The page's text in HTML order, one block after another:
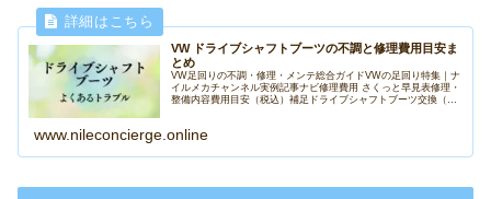
VW ドライブシャフトブーツの不調と修理費用目安ま
とめ
VW足回りの不調・修理・メンテ総合ガイドVWの足回り特集｜ナ
イルメカチャンネル実例記事ナビ修理費用 さくっと早見表修理・
整備内容費用目安（税込）補足ドライブシャフトブーツ交換（片
www.nileconcierge.online